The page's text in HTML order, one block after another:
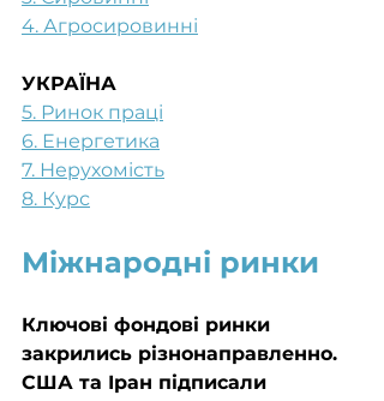
4. Агросировинні
УКРАЇНА
5. Ринок праці
6. Енергетика
7. Нерухомість
8. Курс
Міжнародні ринки
Ключові фондові ринки
закрились різнонаправленно.
США та Іран підписали